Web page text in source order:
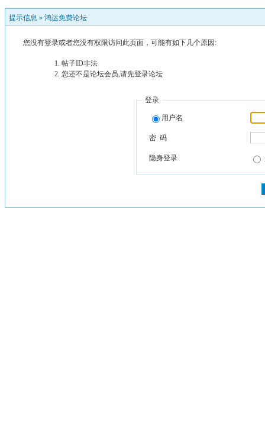
提示信息 » 鸿运免费论坛
您没有登录或者您没有权限访问此页面，可能有如下几个原因:
帖子ID非法
您还不是论坛会员,请先登录论坛
登录
用户名
密 码
隐身登录